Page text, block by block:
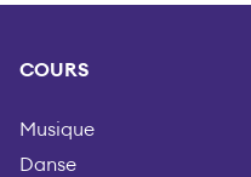
COURS
Musique
Danse